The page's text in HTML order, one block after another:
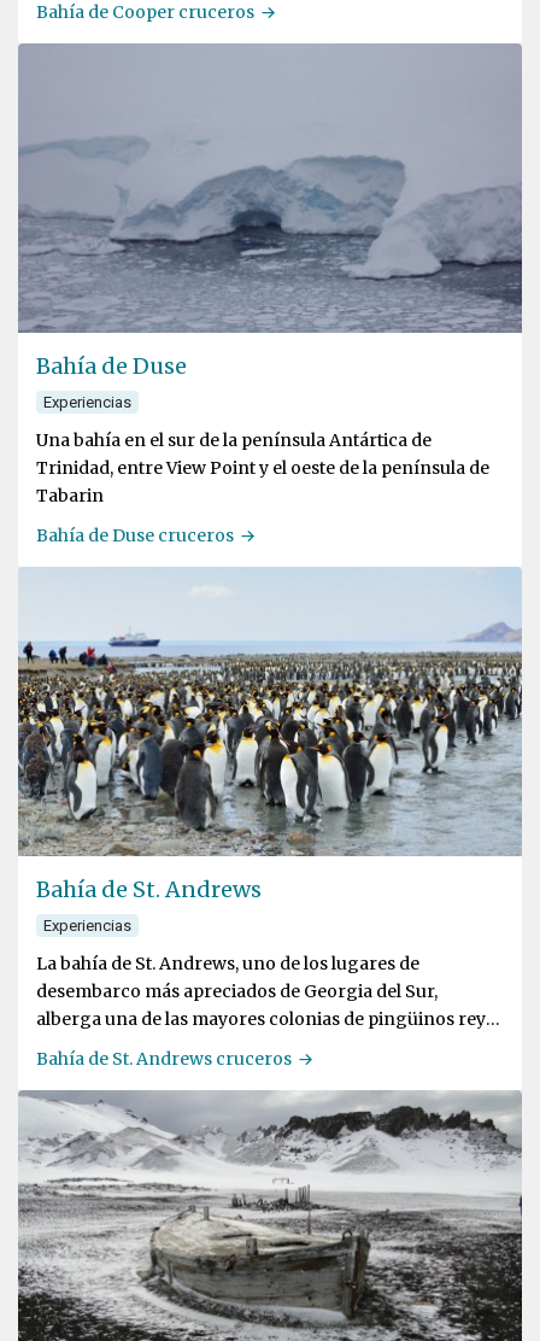
Bahía de Cooper cruceros
Bahía de Duse
Experiencias
Una bahía en el sur de la península Antártica de
Trinidad, entre View Point y el oeste de la península de
Tabarin
Bahía de Duse cruceros
Bahía de St. Andrews
Experiencias
La bahía de St. Andrews, uno de los lugares de
desembarco más apreciados de Georgia del Sur,
alberga una de las mayores colonias de pingüinos rey
del mundo
Bahía de St. Andrews cruceros